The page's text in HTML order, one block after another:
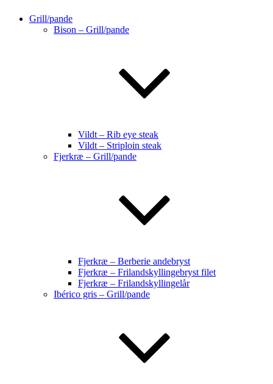
Grill/pande
Bison – Grill/pande
Vildt – Rib eye steak
Vildt – Striploin steak
Fjerkræ – Grill/pande
Fjerkræ – Berberie andebryst
Fjerkræ – Frilandskyllingebryst filet
Fjerkræ – Frilandskyllingelår
Ibérico gris – Grill/pande